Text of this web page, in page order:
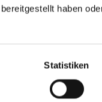
haben
Statistiken
mit starker
qualifizieren,
Finale der besten
in der Kombination.
Medaille gewinnen.